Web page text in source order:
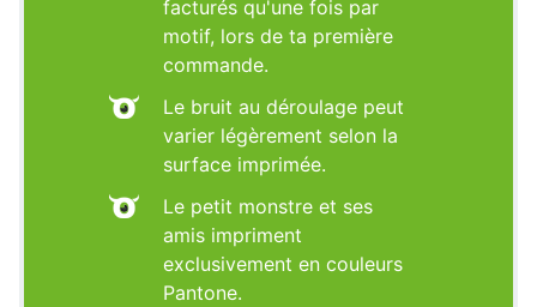
facturés qu'une fois par
motif, lors de ta première
commande.
Le bruit au déroulage peut
varier légèrement selon la
surface imprimée.
Le petit monstre et ses
amis impriment
exclusivement en couleurs
Pantone.